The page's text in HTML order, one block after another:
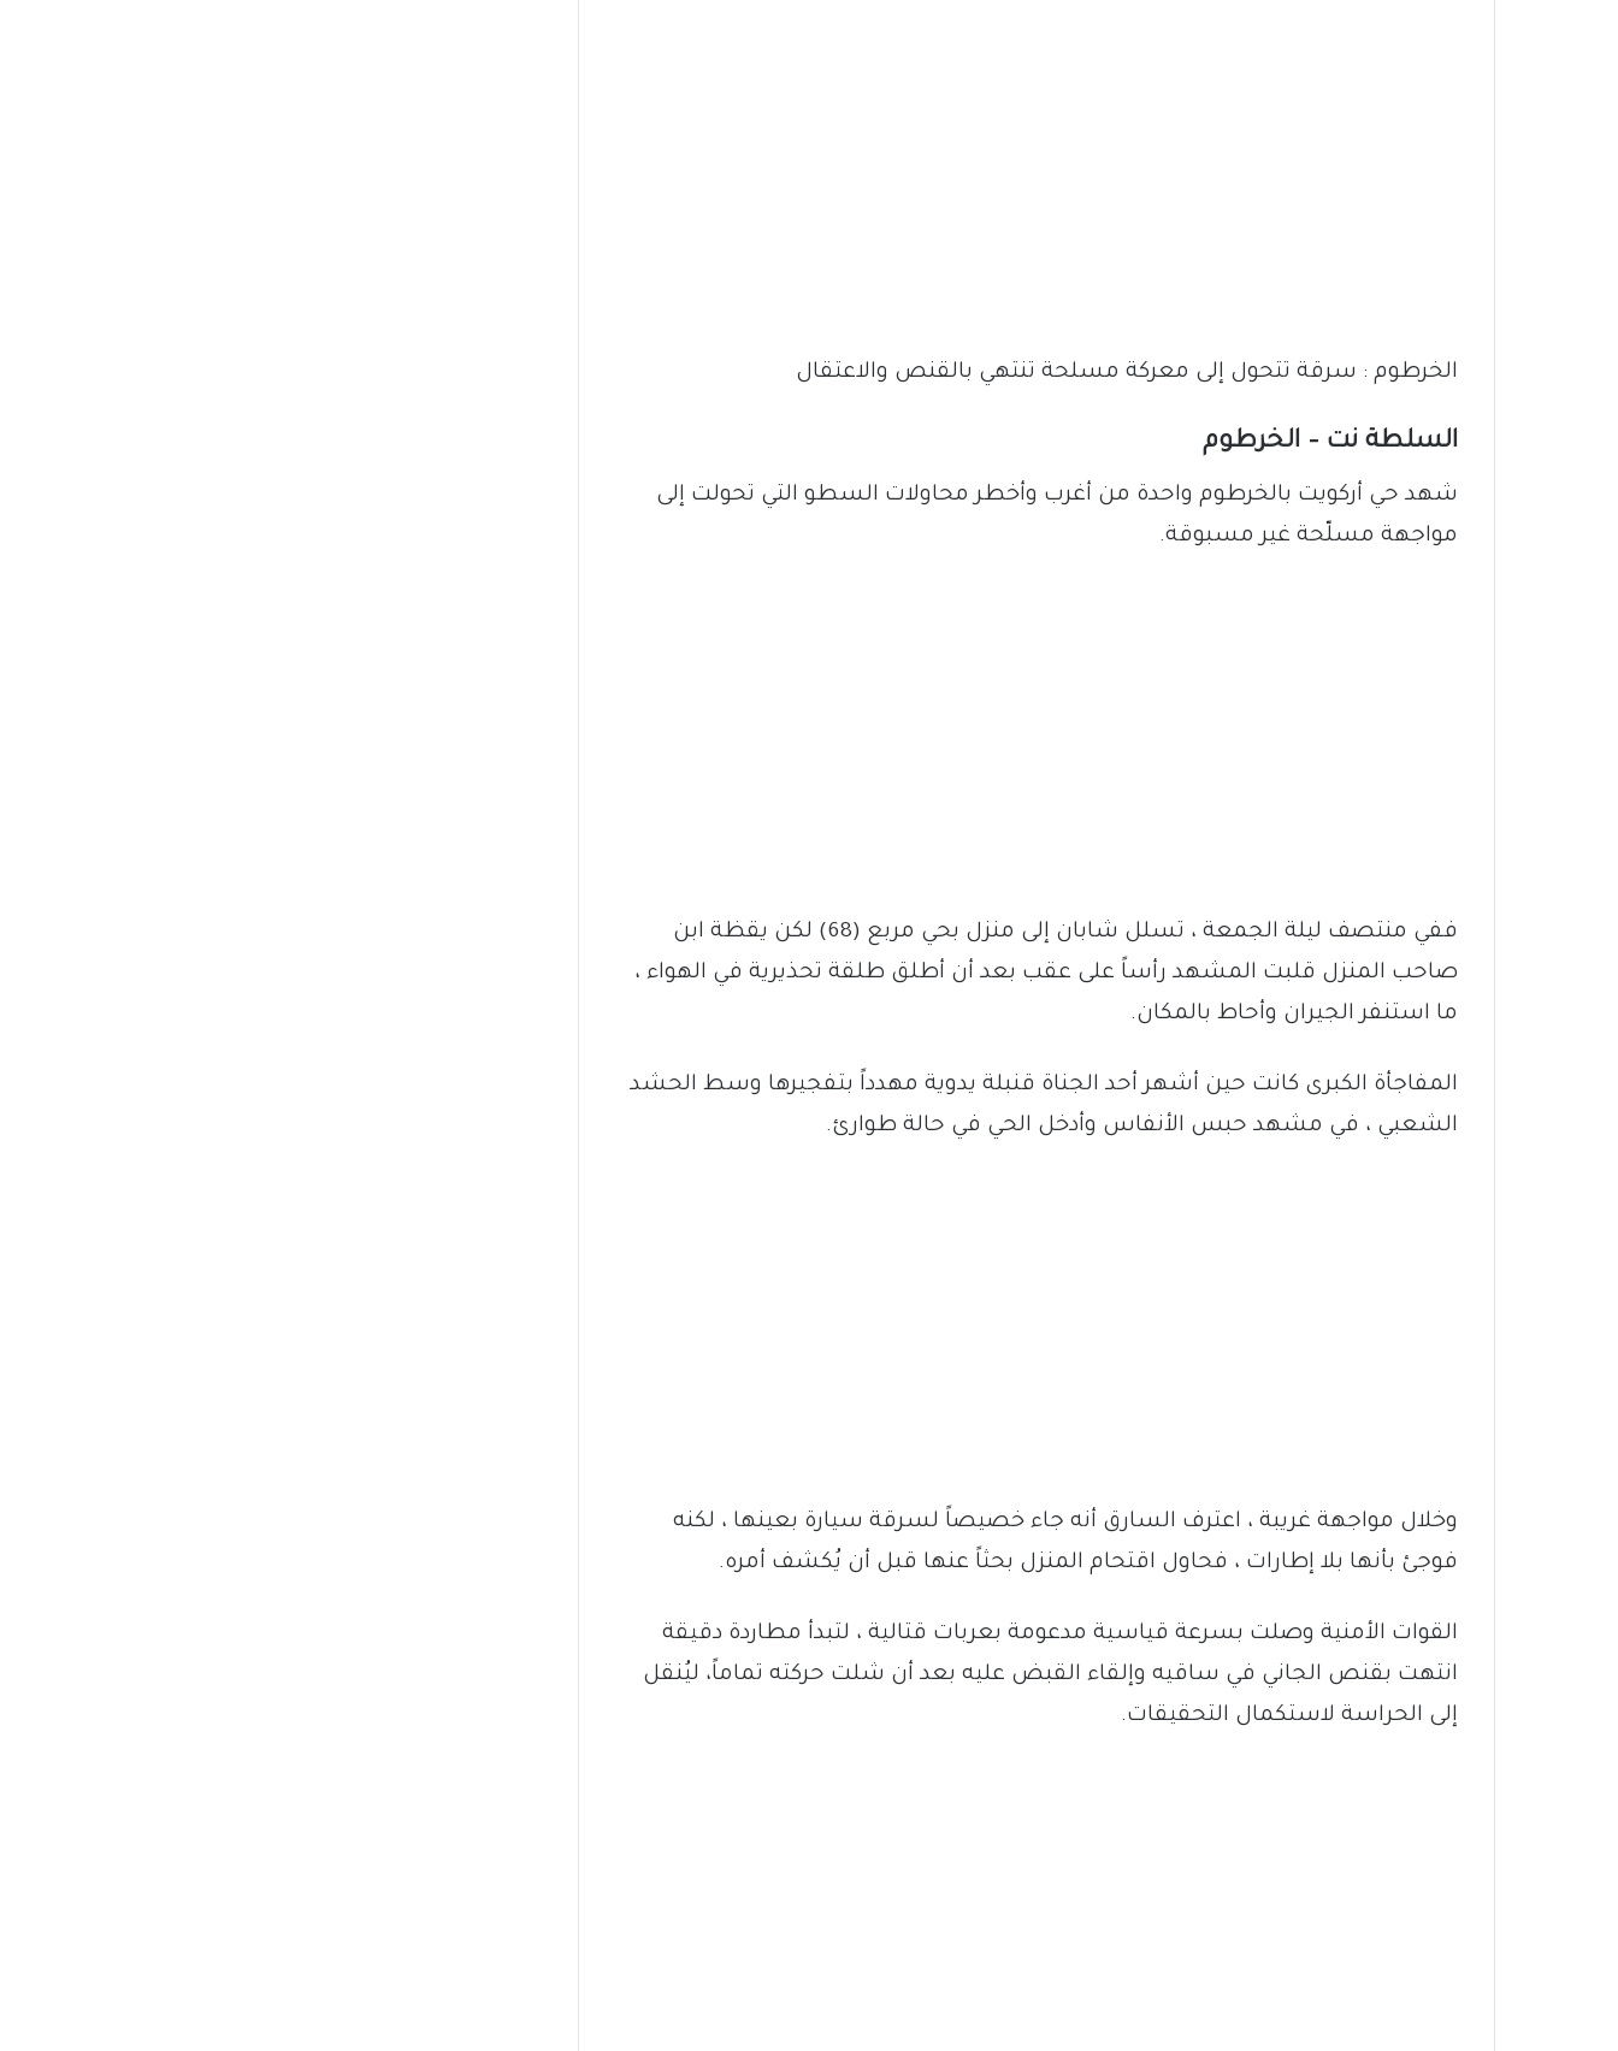
الخرطوم : سرقة تتحول إلى معركة مسلحة تنتهي بالقنص والاعتقال
السلطة نت – الخرطوم
شهد حي أركويت بالخرطوم واحدة من أغرب وأخطر محاولات السطو التي تحولت إلى
مواجهة مسلّحة غير مسبوقة.
ففي منتصف ليلة الجمعة ، تسلل شابان إلى منزل بحي مربع (68) لكن يقظة ابن
صاحب المنزل قلبت المشهد رأساً على عقب بعد أن أطلق طلقة تحذيرية في الهواء ،
ما استنفر الجيران وأحاط بالمكان.
المفاجأة الكبرى كانت حين أشهر أحد الجناة قنبلة يدوية مهدداً بتفجيرها وسط الحشد
الشعبي ، في مشهد حبس الأنفاس وأدخل الحي في حالة طوارئ.
وخلال مواجهة غريبة ، اعترف السارق أنه جاء خصيصاً لسرقة سيارة بعينها ، لكنه
فوجئ بأنها بلا إطارات ، فحاول اقتحام المنزل بحثاً عنها قبل أن يُكشف أمره.
القوات الأمنية وصلت بسرعة قياسية مدعومة بعربات قتالية ، لتبدأ مطاردة دقيقة
انتهت بقنص الجاني في ساقيه وإلقاء القبض عليه بعد أن شلت حركته تماماً، ليُنقل
إلى الحراسة لاستكمال التحقيقات.